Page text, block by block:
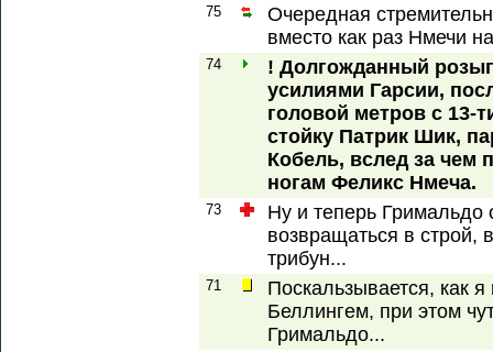
75
Очередная
вместо как раз Нмечи
74
! Долгожданный
усилиями Гарсии,
головой метров с 13-
стойку Патрик Шик,
Кобель, вслед за чем
ногам Феликс Нмеча.
73
Ну и теперь Гримальдо
возвращаться в строй,
трибун...
71
Поскальзывается, как
Беллингем, при этом
Гримальдо...